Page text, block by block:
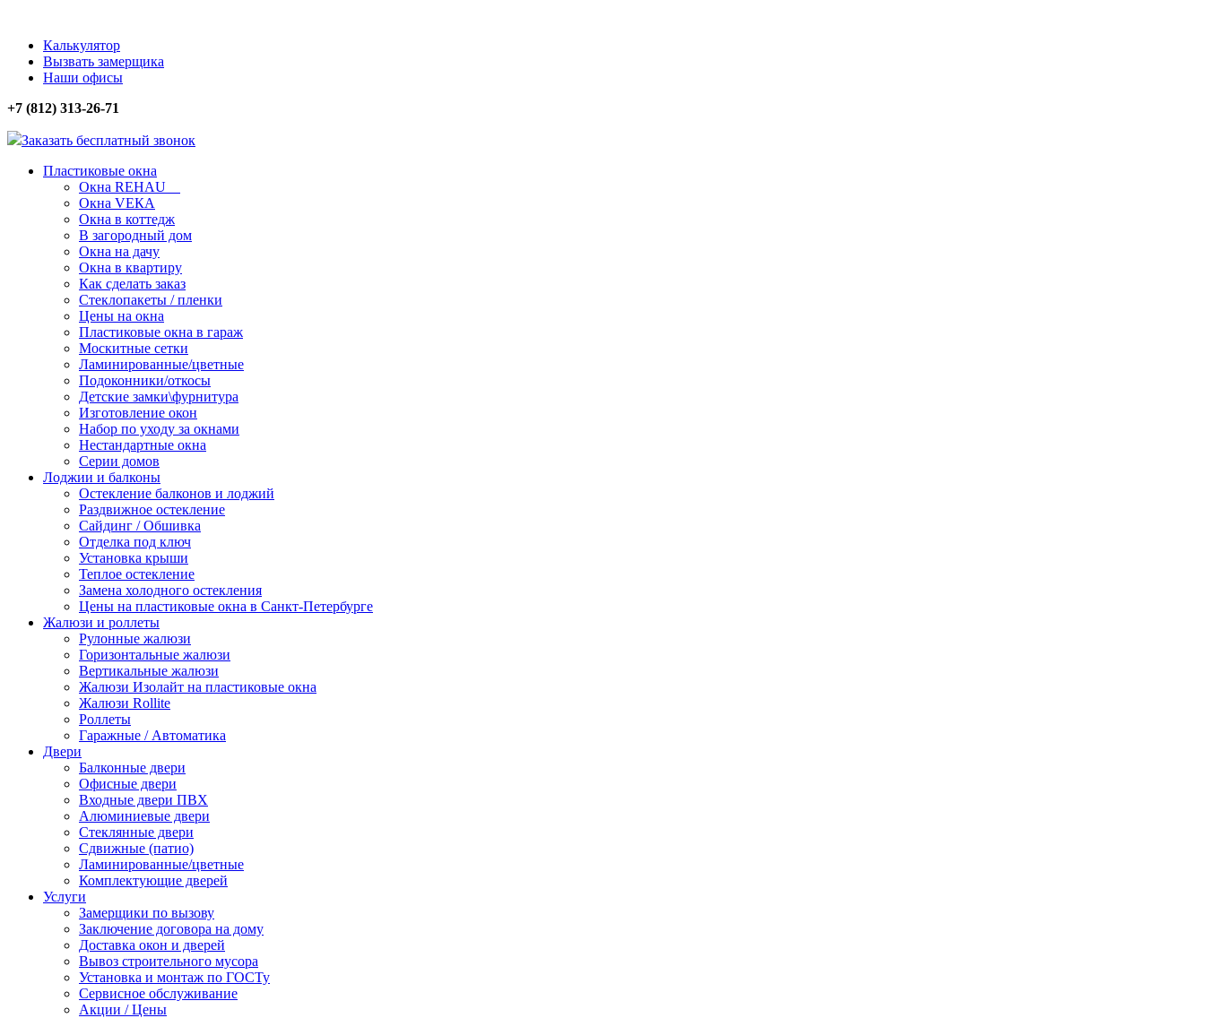
Калькулятор
Вызвать замерщика
Наши офисы
+7 (812) 313-26-71
Заказать бесплатный звонок
Пластиковые окна
Окна REHAU
Окна VЕКА
Окна в коттедж
В загородный дом
Окна на дачу
Окна в квартиру
Как сделать заказ
Стеклопакеты / пленки
Цены на окна
Пластиковые окна в гараж
Москитные сетки
Ламинированные/цветные
Подоконники/откосы
Детские замки\фурнитура
Изготовление окон
Набор по уходу за окнами
Нестандартные окна
Серии домов
Лоджии и балконы
Остекление балконов и лоджий
Раздвижное остекление
Сайдинг / Обшивка
Отделка под ключ
Установка крыши
Теплое остекление
Замена холодного остекления
Цены на пластиковые окна в Санкт-Петербурге
Жалюзи и роллеты
Рулонные жалюзи
Горизонтальные жалюзи
Вертикальные жалюзи
Жалюзи Изолайт на пластиковые окна
Жалюзи Rollite
Роллеты
Гаражные / Автоматика
Двери
Балконные двери
Офисные двери
Входные двери ПВХ
Алюминиевые двери
Стеклянные двери
Сдвижные (патио)
Ламинированные/цветные
Комплектующие дверей
Услуги
Замерщики по вызову
Заключение договора на дому
Доставка окон и дверей
Вывоз строительного мусора
Установка и монтаж по ГОСТу
Сервисное обслуживание
Акции / Цены